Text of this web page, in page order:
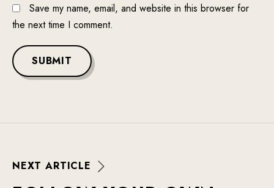
Save my name, email, and website in this browser for
the next time I comment.
SUBMIT
NEXT ARTICLE